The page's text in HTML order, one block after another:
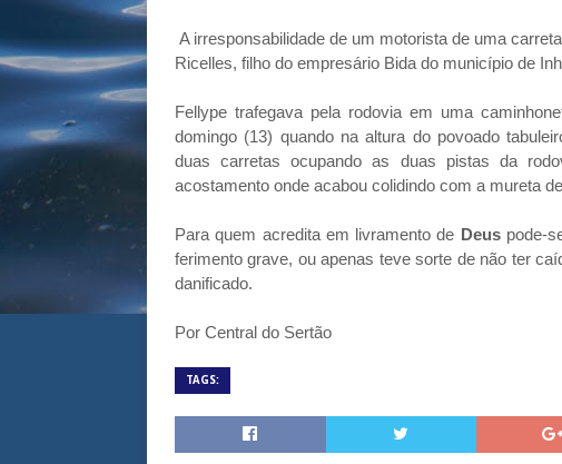
A irresponsabilidade de um motorista de uma
Ricelles, filho do empresário Bida do município de
Fellype trafegava pela rodovia em uma
domingo (13) quando na altura do povoado
duas carretas ocupando as duas pistas da
acostamento onde acabou colidindo com a mureta
Para quem acredita em livramento de Deuspode-
ferimento grave, ou apenas teve sorte de não ter
danificado.
Por Central do Sertão
TAGS: